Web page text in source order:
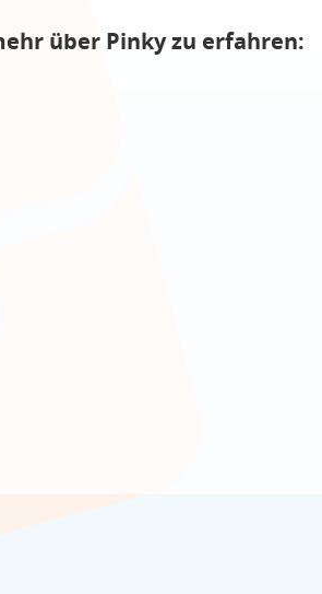
über Pinky zu erfahren: